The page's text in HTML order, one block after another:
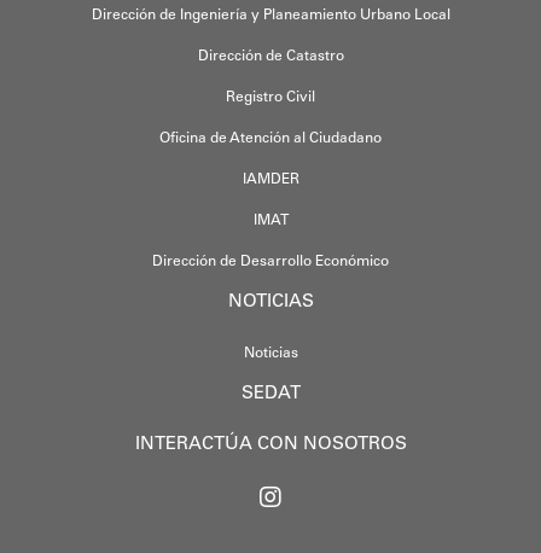
Dirección de Ingeniería y Planeamiento Urbano Local
Dirección de Catastro
Registro Civil
Oficina de Atención al Ciudadano
IAMDER
IMAT
Dirección de Desarrollo Económico
NOTICIAS
Noticias
SEDAT
INTERACTÚA CON NOSOTROS